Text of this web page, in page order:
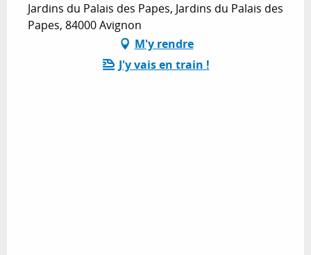
Jardins du Palais des Papes, Jardins du Palais des
Papes, 84000 Avignon
M'y rendre
J'y vais en train !